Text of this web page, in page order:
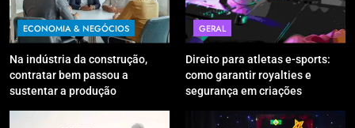
ECONOMIA & NEGÓCIOS
Na indústria da construção,
contratar bem passou a
sustentar a produção
GERAL
Direito para atletas e-sports:
como garantir royalties e
segurança em criações